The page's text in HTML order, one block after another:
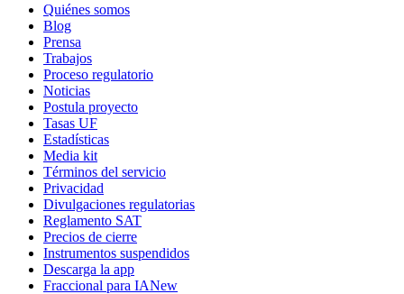
Quiénes somos
Blog
Prensa
Trabajos
Proceso regulatorio
Noticias
Postula proyecto
Tasas UF
Estadísticas
Media kit
Términos del servicio
Privacidad
Divulgaciones regulatorias
Reglamento SAT
Precios de cierre
Instrumentos suspendidos
Descarga la app
Fraccional para IANew